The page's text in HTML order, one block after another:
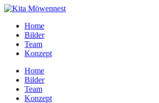
Home
Bilder
Team
Konzept
Home
Bilder
Team
Konzept